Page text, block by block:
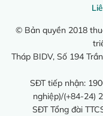
© Bản quyền 2018
Tháp BIDV, Số 194
SĐT tiếp nhận:
nghiệp)/(+84-24)
SĐT Tổng đài